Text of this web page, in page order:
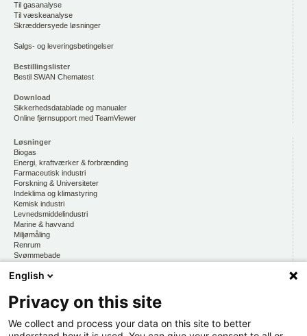
Til gasanalyse
Til væskeanalyse
Skræddersyede løsninger
Salgs- og leveringsbetingelser
Bestillingslister
Bestil SWAN Chematest
Download
Sikkerhedsdatablade og manualer
Online fjernsupport med TeamViewer
Løsninger
Biogas
Energi, kraftværker & forbrænding
Farmaceutisk industri
Forskning & Universiteter
Indeklima og klimastyring
Kemisk industri
Levnedsmiddelindustri
Marine & havvand
Miljømåling
Renrum
Svømmebade
CKE
Om os
At arbejde hos CKE
Persondatapolitik
English
Privacy on this site
We collect and process your data on this site to better